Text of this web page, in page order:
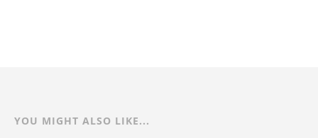
YOU MIGHT ALSO LIKE...